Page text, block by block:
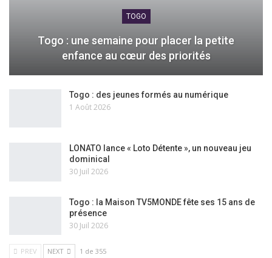
TOGO
Togo : une semaine pour placer la petite
enfance au cœur des priorités
Togo : des jeunes formés au numérique
1 Août 2026
LONATO lance « Loto Détente », un nouveau jeu
dominical
30 Juil 2026
Togo : la Maison TV5MONDE fête ses 15 ans de
présence
30 Juil 2026
PREV NEXT 1 de 355